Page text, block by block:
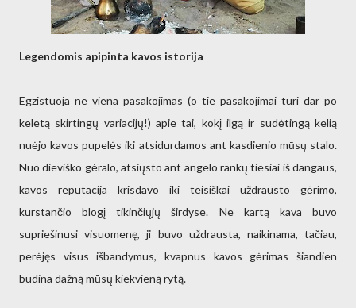
Legendomis apipinta kavos istorija
Egzistuoja ne viena pasakojimas (o tie pasakojimai turi dar po
keletą skirtingų variacijų!) apie tai, kokį ilgą ir sudėtingą kelią
nuėjo kavos pupelės iki atsidurdamos ant kasdienio mūsų stalo.
Nuo dieviško gėralo, atsiųsto ant angelo rankų tiesiai iš dangaus,
kavos reputacija krisdavo iki teisiškai uždrausto gėrimo,
kurstančio blogį tikinčiųjų širdyse. Ne kartą kava buvo
supriešinusi visuomenę, ji buvo uždrausta, naikinama, tačiau,
perėjęs visus išbandymus, kvapnus kavos gėrimas šiandien
budina dažną mūsų kiekvieną rytą.